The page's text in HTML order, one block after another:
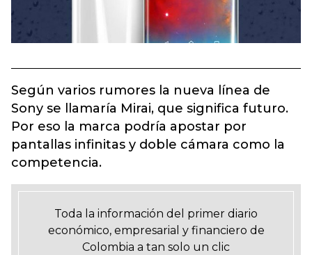
Según varios rumores la nueva línea de
Sony se llamaría Mirai, que significa futuro.
Por eso la marca podría apostar por
pantallas infinitas y doble cámara como la
competencia.
Toda la información del primer diario
económico, empresarial y financiero de
Colombia a tan solo un clic